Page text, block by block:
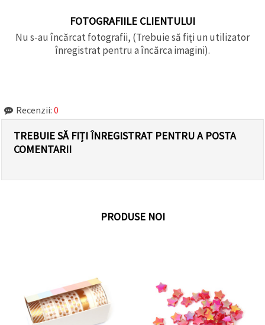
FOTOGRAFIILE CLIENTULUI
Nu s-au încărcat fotografii, (Trebuie să fiți un utilizator
înregistrat pentru a încărca imagini).
Recenzii: 0
TREBUIE SĂ FIȚI ÎNREGISTRAT PENTRU A POSTA
COMENTARII
PRODUSE NOI